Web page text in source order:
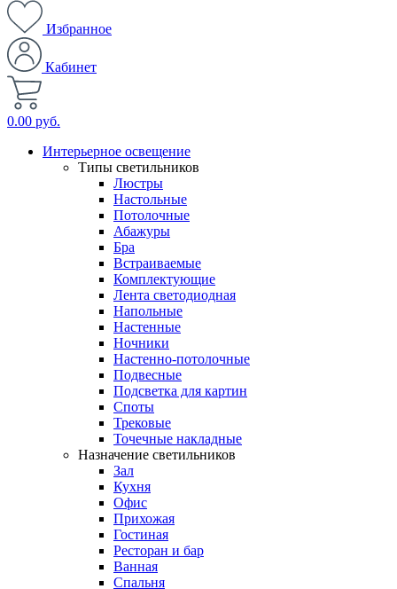
Избранное
Кабинет
0.00 руб.
Интерьерное освещение
Типы светильников
Люстры
Настольные
Потолочные
Абажуры
Бра
Встраиваемые
Комплектующие
Лента светодиодная
Напольные
Настенные
Ночники
Настенно-потолочные
Подвесные
Подсветка для картин
Споты
Трековые
Точечные накладные
Назначение светильников
Зал
Кухня
Офис
Прихожая
Гостиная
Ресторан и бар
Ванная
Спальня